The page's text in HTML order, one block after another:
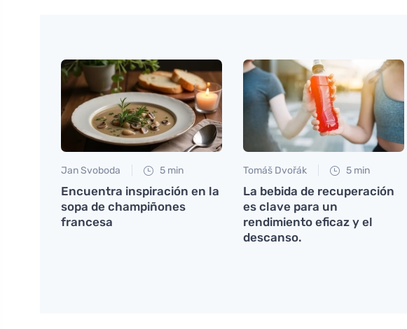
Jan Svoboda 5 min
Encuentra inspiración en la
sopa de champiñones
francesa
Tomáš Dvořák 5 min
La bebida de recuperación
es clave para un
rendimiento eficaz y el
descanso.